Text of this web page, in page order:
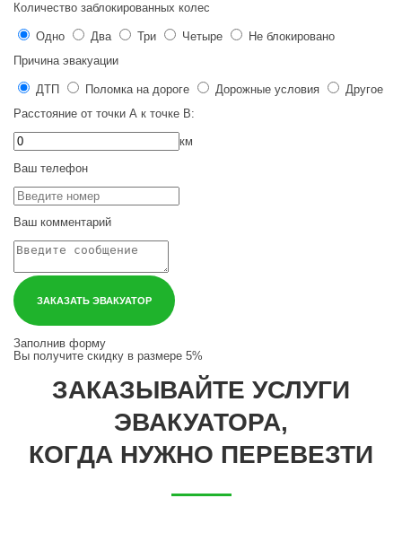
Количество заблокированных колес
Одно Два Три Четыре
Не блокировано
Причина эвакуации
ДТП Поломка на дороге Дорожные условия
Другое
Расстояние от точки А к точке В:
км
Ваш телефон
Ваш комментарий
ЗАКАЗАТЬ ЭВАКУАТОР
Заполнив форму
Вы получите скидку в размере 5%
ЗАКАЗЫВАЙТЕ УСЛУГИ
ЭВАКУАТОРА,
КОГДА НУЖНО ПЕРЕВЕЗТИ